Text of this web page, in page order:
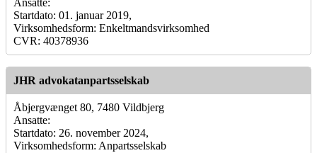
Ansatte:
Startdato: 01. januar 2019,
Virksomhedsform: Enkeltmandsvirksomhed
CVR: 40378936
JHR advokatanpartsselskab
Åbjergvænget 80, 7480 Vildbjerg
Ansatte:
Startdato: 26. november 2024,
Virksomhedsform: Anpartsselskab